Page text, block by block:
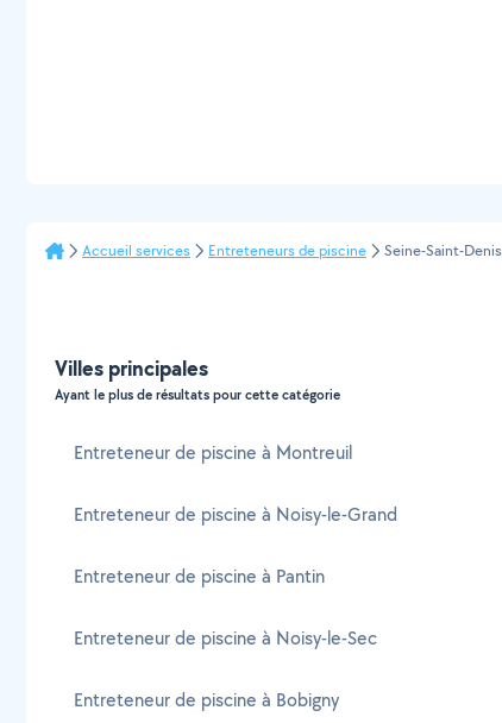
Accueil services Entreteneurs de piscine Seine-Saint-Denis
Villes principales
Ayant le plus de résultats pour cette catégorie
Entreteneur de piscine à Montreuil
Entreteneur de piscine à Noisy-le-Grand
Entreteneur de piscine à Pantin
Entreteneur de piscine à Noisy-le-Sec
Entreteneur de piscine à Bobigny